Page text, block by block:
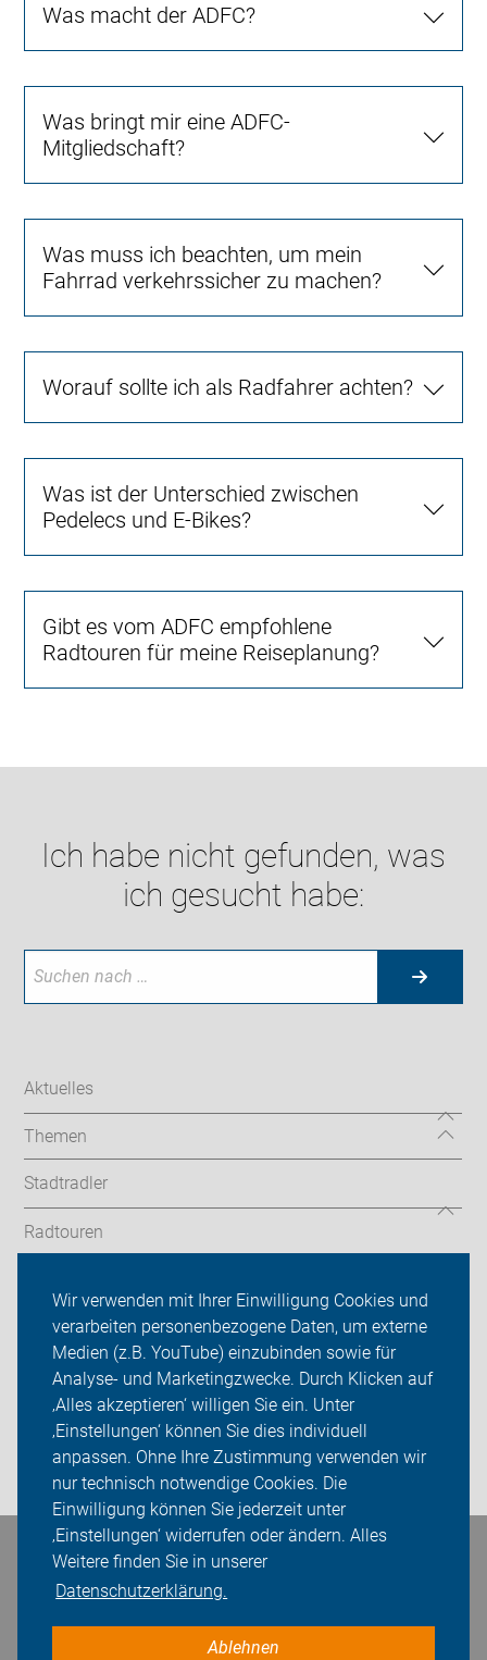
Wir verwenden mit Ihrer Einwilligung Cookies und
verarbeiten personenbezogene Daten, um externe
Medien (z.B. YouTube) einzubinden sowie für
Analyse- und Marketingzwecke. Durch Klicken auf
‚Alles akzeptieren‘ willigen Sie ein. Unter
‚Einstellungen‘ können Sie dies individuell
anpassen. Ohne Ihre Zustimmung verwenden wir
nur technisch notwendige Cookies. Die
Einwilligung können Sie jederzeit unter
‚Einstellungen‘ widerrufen oder ändern. Alles
Weitere finden Sie in unserer
Datenschutzerklärung.
Ablehnen
Was macht der ADFC?
Was bringt mir eine ADFC-
Mitgliedschaft?
Was muss ich beachten, um mein
Fahrrad verkehrssicher zu machen?
Worauf sollte ich als Radfahrer achten?
Was ist der Unterschied zwischen
Pedelecs und E-Bikes?
Gibt es vom ADFC empfohlene
Radtouren für meine Reiseplanung?
Ich habe nicht gefunden, was
ich gesucht habe:
Aktuelles
Themen
Stadtradler
Radtouren
ADFC Schwäbisch Hall
Sei dabei
Presse
Login
Bleiben Sie in Kontakt